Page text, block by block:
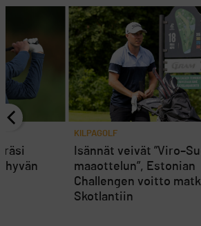
KILPAGOLF
Isännät veivät
maaottelun”, Estonian
Challengen voitto
Skotlantiin
hyvän